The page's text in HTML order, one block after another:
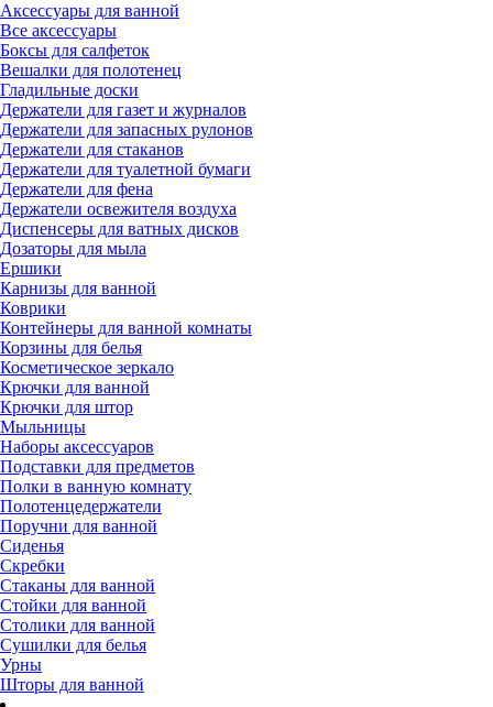
Аксессуары для ванной
Все аксессуары
Боксы для салфеток
Вешалки для полотенец
Гладильные доски
Держатели для газет и журналов
Держатели для запасных рулонов
Держатели для стаканов
Держатели для туалетной бумаги
Держатели для фена
Держатели освежителя воздуха
Диспенсеры для ватных дисков
Дозаторы для мыла
Ершики
Карнизы для ванной
Коврики
Контейнеры для ванной комнаты
Корзины для белья
Косметическое зеркало
Крючки для ванной
Крючки для штор
Мыльницы
Наборы аксессуаров
Подставки для предметов
Полки в ванную комнату
Полотенцедержатели
Поручни для ванной
Сиденья
Скребки
Стаканы для ванной
Стойки для ванной
Столики для ванной
Сушилки для белья
Урны
Шторы для ванной